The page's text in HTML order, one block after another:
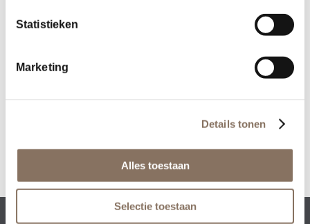
Statistieken
Marketing
Details tonen
Alles toestaan
Selectie toestaan